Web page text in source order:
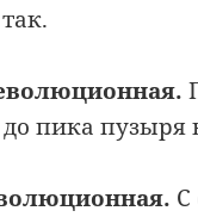
до пика пузыря
С